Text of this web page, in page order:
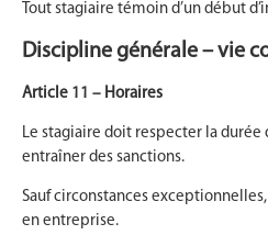
Tout stagiaire témoin d’un début
Discipline générale – vie
Article 11 – Horaires
Le stagiaire doit respecter la durée
entraîner des sanctions.
Sauf circonstances
en entreprise.